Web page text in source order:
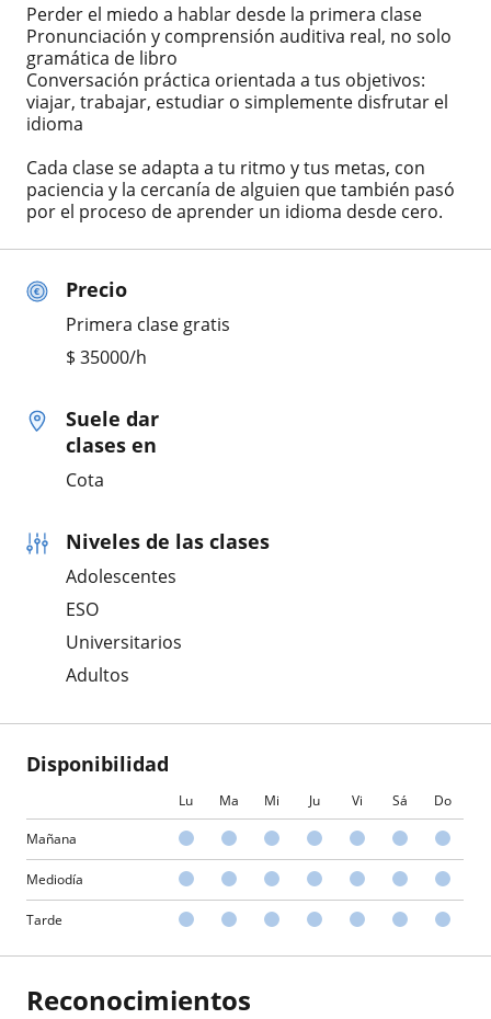
Precio
Primera clase gratis
$ 35000/h
Suele dar
clases en
Cota
Niveles de las clases
Adolescentes
ESO
Universitarios
Adultos
Disponibilidad
Lu Ma Mi Ju Vi Sá Do
Mañana
Mediodía
Tarde
Perder el miedo a hablar desde la primera clase
Pronunciación y comprensión auditiva real, no solo
gramática de libro
Conversación práctica orientada a tus objetivos:
viajar, trabajar, estudiar o simplemente disfrutar el
idioma
Cada clase se adapta a tu ritmo y tus metas, con
paciencia y la cercanía de alguien que también pasó
por el proceso de aprender un idioma desde cero.
Reconocimientos